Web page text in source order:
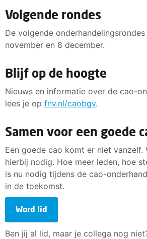
Volgende rondes
De volgende
november en 8 december.
Blijf op de hoogte
Nieuws en informatie over de cao-
lees je op fnv.nl/caobgv.
Samen voor een goede
Een goede cao komt er niet vanzelf.
hierbij nodig. Hoe meer leden, hoe
is nu nodig tijdens de cao-
in de toekomst.
Word lid
Ben jij al lid, maar je collega nog